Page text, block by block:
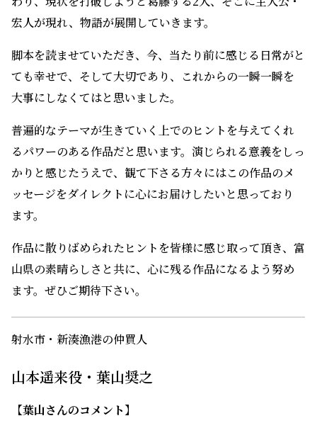
像ではもちろんのこと、撮影隊の空気感をも彩ってくれ
ます。そして現地の方々の温かさに触れ、震災の影響で
大変な状況にもかかわらず、撮影を受け入れて協力してく
ださる富山県民の皆様に心から感謝しております。
「コトコト」富山編は、流れていく時の中であがく若者2
人が描かれます。天災や身の回りの変化によって環境が変
わり、現状を打破しようと葛藤する2人、そこに主人公・
宏人が現れ、物語が展開していきます。
脚本を読ませていただき、今、当たり前に感じる日常がと
ても幸せで、そして大切であり、これからの一瞬一瞬を
大事にしなくてはと思いました。
普遍的なテーマが生きていく上でのヒントを与えてくれ
るパワーのある作品だと思います。演じられる意義をしっ
かりと感じたうえで、観て下さる方々にはこの作品のメ
ッセージをダイレクトに心にお届けしたいと思っており
山県の素晴らしさと共に、心に残る作品になるよう努め